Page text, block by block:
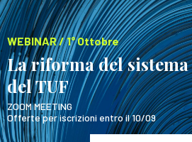
WEBINAR / 1° Ottobre
La riforma del
del TUF
ZOOM MEETING
Offerte per iscrizioni entro il 10/09